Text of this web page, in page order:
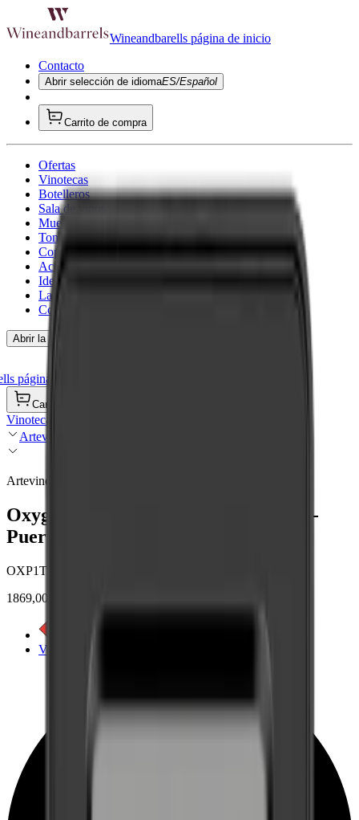
Wineandbarells página de inicio
Contacto
Abrir selección de idiomaES/Español
Carrito de compra
Ofertas
Vinotecas
Botelleros
Sala de vinos
Muebles para vino
Toneles de vino
Copa de vino
Accesorios para vino
Ideas de regalo
La inspiración
Consultoría
Abrir la navegación
página de inicio
Carrito de compra
Vinotecas
Artevino
Artevino
Oxygen - 98 botellas - 1 temperatura -
Puerta de vidrio negra
OXP1T98NVND
1869,00 €
Ver detalles del producto